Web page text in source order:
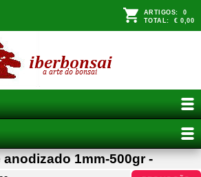
ARTIGOS: 0
TOTAL: € 0,00
anodizado 1mm-500gr -